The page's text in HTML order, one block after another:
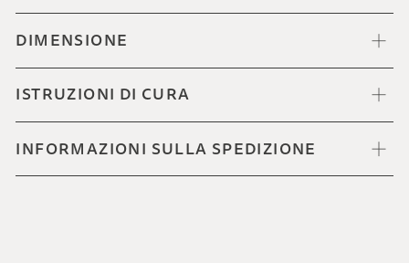
DIMENSIONE
ISTRUZIONI DI CURA
INFORMAZIONI SULLA SPEDIZIONE